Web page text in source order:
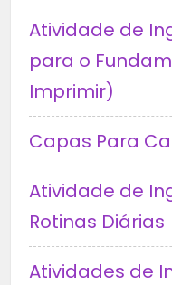
Atividade de
para o
Imprimir)
Capas Para
Atividade de
Rotinas Diárias
Atividades de